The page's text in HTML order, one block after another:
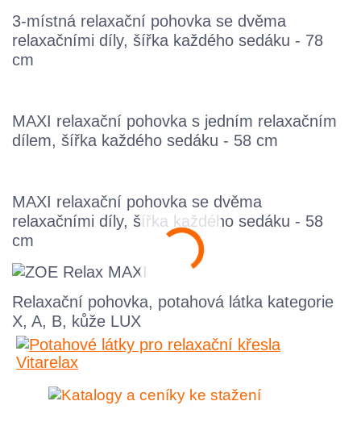
3-místná relaxační pohovka se dvěma
relaxačními díly, šířka každého sedáku - 78
cm
MAXI relaxační pohovka s jedním relaxačním
dílem, šířka každého sedáku - 58 cm
MAXI relaxační pohovka se dvěma
relaxačními díly, šířka každého sedáku - 58
cm
Relaxační pohovka, potahová látka kategorie
X, A, B, kůže LUX